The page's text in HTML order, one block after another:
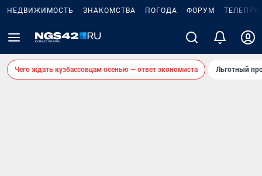
НЕДВИЖИМОСТЬ ЗНАКОМСТВА ПОГОДА ФОРУМ
Чего ждать кузбассовцам осенью — ответ экономиста Льготный